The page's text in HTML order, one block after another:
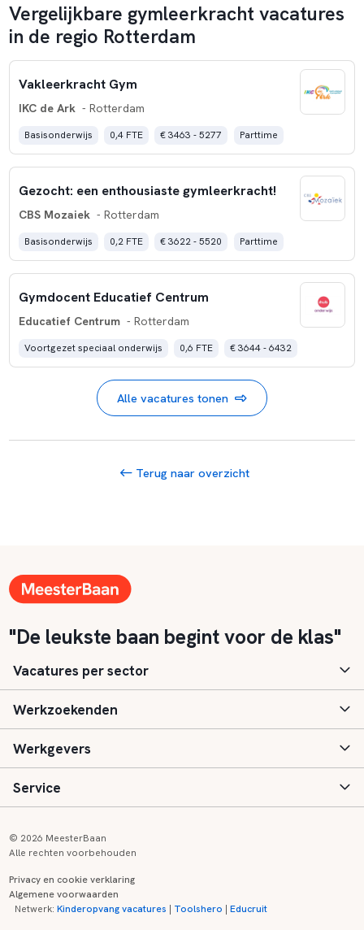
Vergelijkbare gymleerkracht vacatures
in de regio Rotterdam
Vakleerkracht Gym
IKC de Ark - Rotterdam
Basisonderwijs 0,4 FTE € 3463 - 5277 Parttime
Gezocht: een enthousiaste gymleerkracht!
CBS Mozaiek - Rotterdam
Basisonderwijs 0,2 FTE € 3622 - 5520 Parttime
Gymdocent Educatief Centrum
Educatief Centrum - Rotterdam
Voortgezet speciaal onderwijs 0,6 FTE € 3644 - 6432
Alle vacatures tonen
Terug naar overzicht
"De leukste baan begint voor de klas"
Vacatures per sector
Basisonderwijs
Speciaal (basis) onderwijs
Voortgezet onderwijs
Kinderopvang
Werkzoekenden
Aanmelden
Vacatures
Zij-instroom informatie
Werkgevers
Inloggen
Registreren
Service
Onderwijs links
© 2026 MeesterBaan
Alle rechten voorbehouden
Privacy en cookie verklaring
Algemene voorwaarden
Netwerk:Kinderopvang vacatures | Toolshero |Educruit